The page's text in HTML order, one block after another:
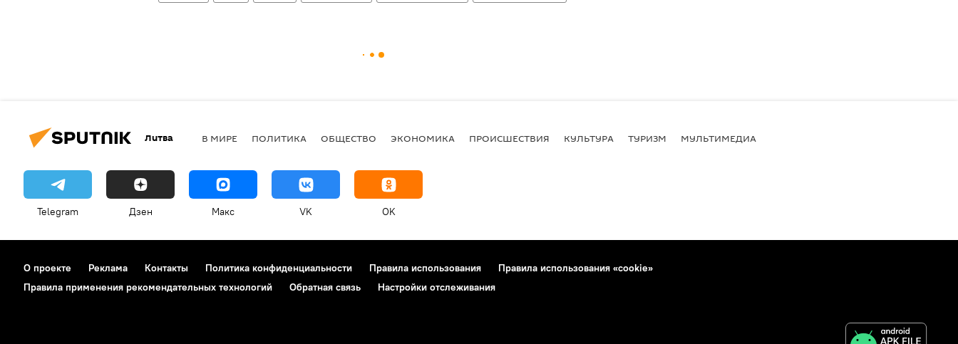
Литва В МИРЕ ПОЛИТИКА ОБЩЕСТВО ЭКОНОМИКА ПРОИСШЕСТВИЯ КУЛЬТУРА ТУРИЗМ МУЛЬТИМЕДИА
Telegram Дзен Макс VK OK
О проекте Реклама Контакты Политика конфиденциальности Правила использования
Правила использования «cookie»
Правила применения рекомендательных технологий
Обратная связь Настройки отслеживания